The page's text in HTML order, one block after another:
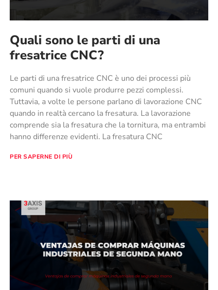
Quali sono le parti di una
fresatrice CNC?
Le parti di una fresatrice CNC è uno dei processi più
comuni quando si vuole produrre pezzi complessi.
Tuttavia, a volte le persone parlano di lavorazione CNC
quando in realtà cercano la fresatura. La lavorazione
comprende sia la fresatura che la tornitura, ma entrambi
hanno differenze evidenti. La fresatura CNC
PER SAPERNE DI PIÙ